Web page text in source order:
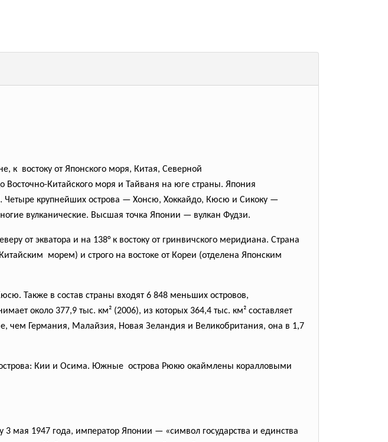
к востоку от Японского моря, Китая, Северной
Китайского моря и Тайваня на юге страны. Япония
Четыре крупнейших острова — Хонсю, Хоккайдо, Кюсю и Сикоку —
вулканические. Высшая точка Японии — вулкан Фудзи.
от экватора и на 138° к востоку от гринвичского меридиана. Страна
морем) и строго на востоке от Кореи (отделена Японским
Также в состав страны входят 6 848 меньших островов,
около 377,9 тыс. км² (2006), из которых 364,4 тыс. км² составляет
чем Германия, Малайзия, Новая Зеландия и Великобритания, она в 1,7
Кии и Осима. Южные острова Рюкю окаймлены коралловыми
мая 1947 года, император Японии — «символ государства и единства